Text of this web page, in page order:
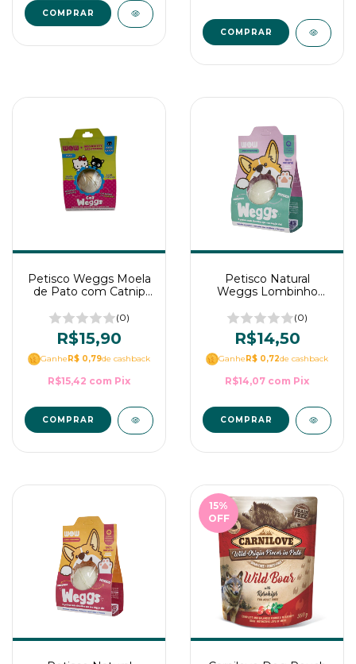
Petisco Weggs Moela
de Pato com Catnip
Food 1un (0)
R$15,90
GanheR$ 0,79de cashback
R$15,42 com Pix
Petisco Natural
Weggs Lombinho
cães - WOW Pet Food
1un
(0)
R$14,50
GanheR$ 0,72de cashback
R$14,07 com Pix
15%
OFF